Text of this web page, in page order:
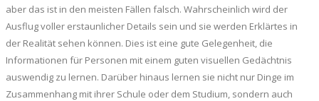
aber das ist in den meisten Fällen falsch. Wahrscheinlich wird der
Ausflug voller erstaunlicher Details sein und sie werden Erklärtes in
der Realität sehen können. Dies ist eine gute Gelegenheit, die
Informationen für Personen mit einem guten visuellen Gedächtnis
auswendig zu lernen. Darüber hinaus lernen sie nicht nur Dinge im
Zusammenhang mit ihrer Schule oder dem Studium, sondern auch